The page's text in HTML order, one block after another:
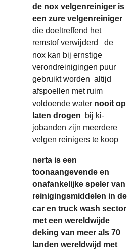
de nox velgenreiniger is
een zure velgenreiniger
die doeltreffend het
remstof verwijderd de
nox kan bij ernstige
verondreinigingen puur
gebruikt worden altijd
afspoellen met ruim
voldoende water nooit op
laten drogen
bij ki-
jobanden zijn meerdere
velgen reinigers te koop
nerta is een
toonaangevende en
onafankelijke speler van
reinigingsmiddelen in de
car en truck wash sector
met een wereldwijde
deking van meer als 70
landen wereldwijd met